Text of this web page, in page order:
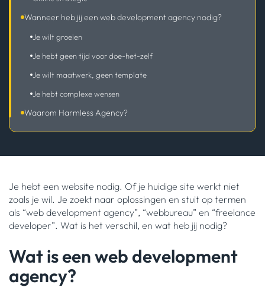
Wanneer heb jij een web development agency nodig?
Je wilt groeien
Je hebt geen tijd voor doe-het-zelf
Je wilt maatwerk, geen template
Je hebt complexe wensen
Waarom Harmless Agency?
Je hebt een website nodig. Of je huidige site werkt niet
zoals je wil. Je zoekt naar oplossingen en stuit op termen
als “web development agency”, “webbureau” en “freelance
developer”. Wat is het verschil, en wat heb jij nodig?
Wat is een web development
agency?